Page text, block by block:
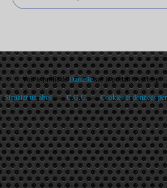
Voir le profil deDaniellesur le portail Overblog
Signaler un abus
C.G.U. Cookies et données